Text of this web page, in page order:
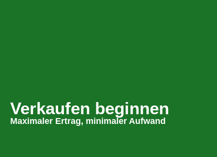
Verkaufen beginnen
Maximaler Ertrag, minimaler Aufwand